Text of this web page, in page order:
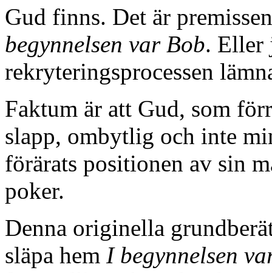
Gud finns. Det är
begynnelsen var Bob. Eller
rekryteringsprocessen
Faktum är att Gud, som
slapp, ombytlig och inte
förärats positionen av sin
poker.
Denna originella
släpa hem I begynnelsen